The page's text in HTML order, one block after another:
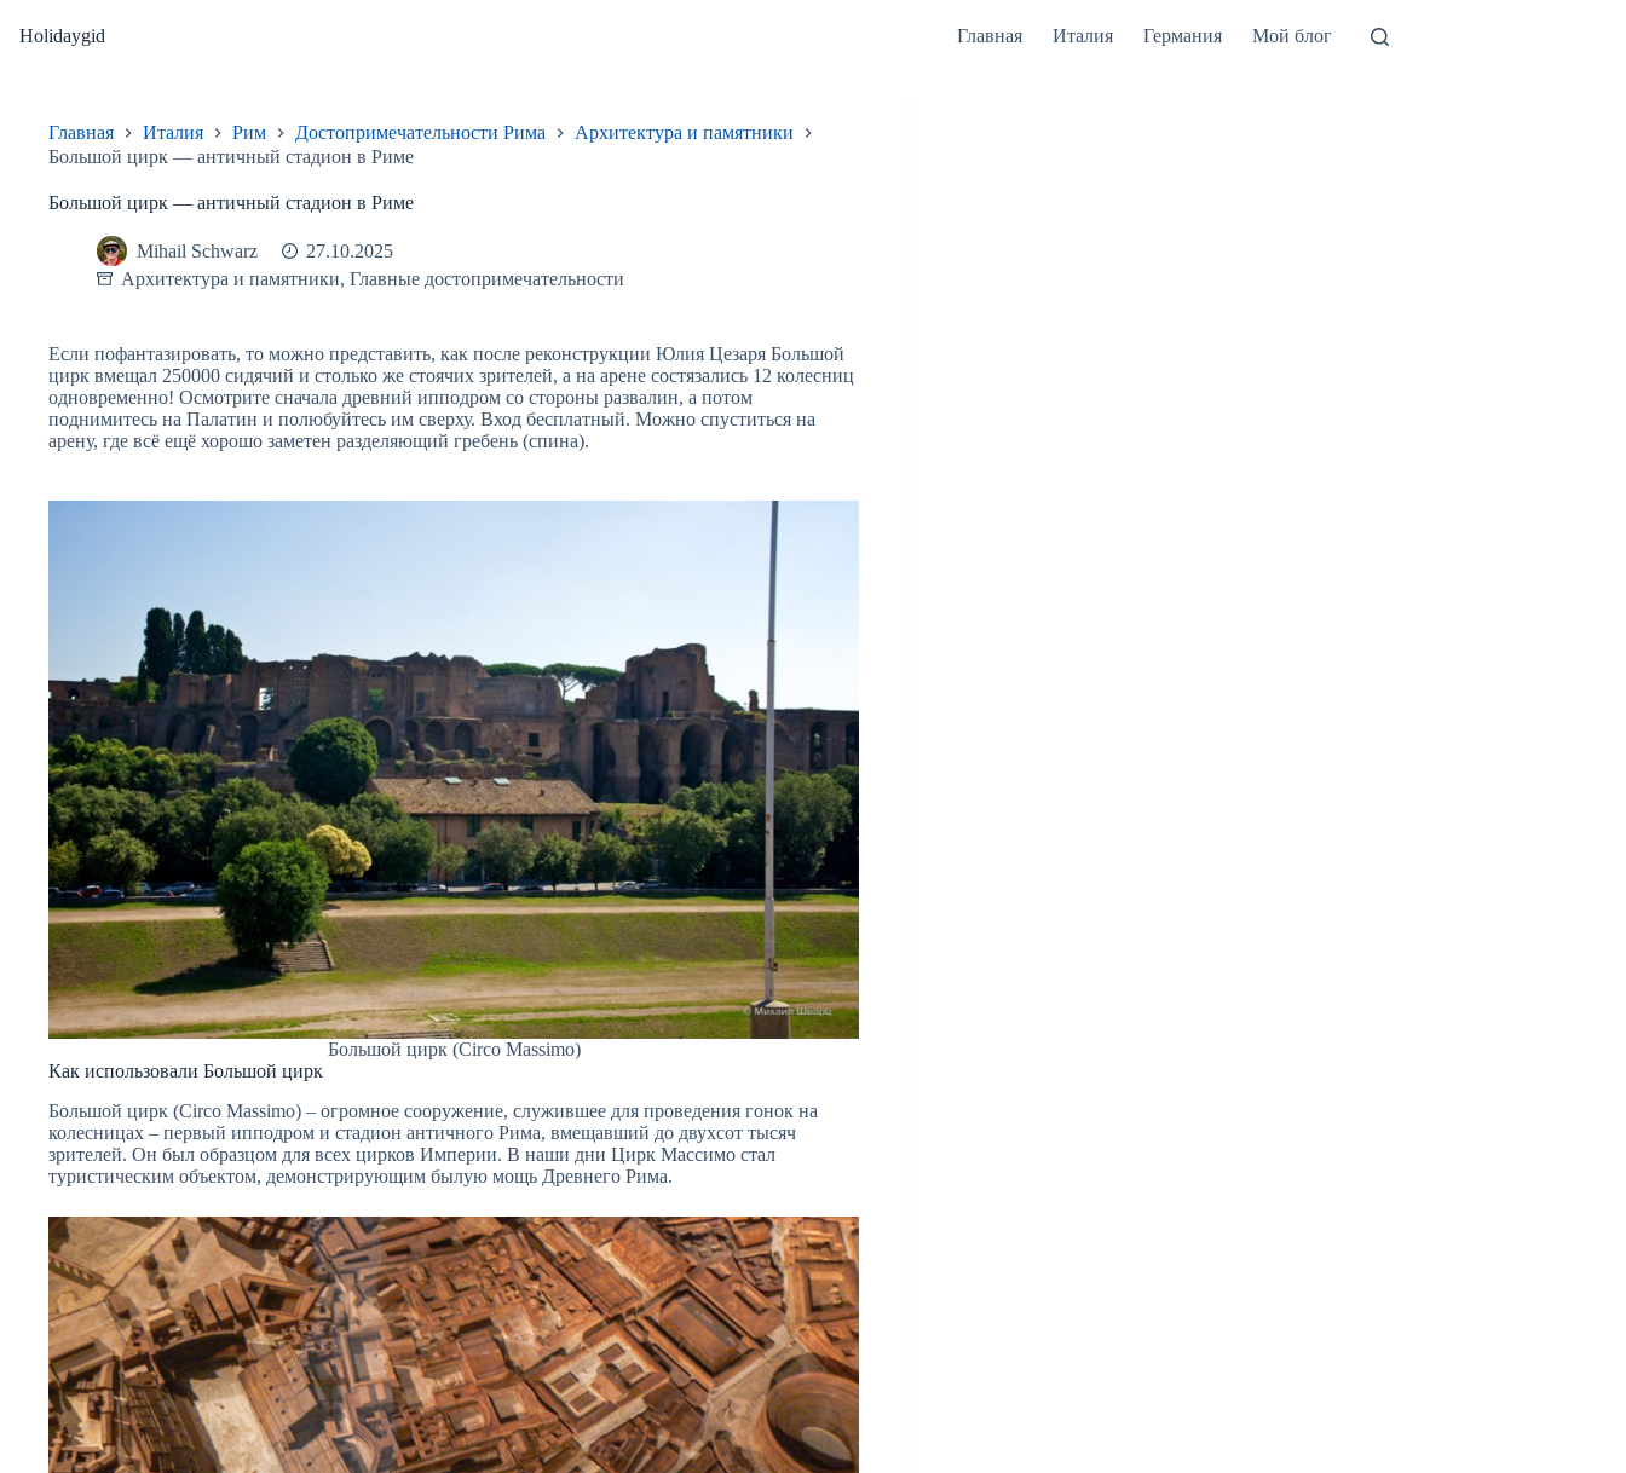
Holidaygid Главная Италия Германия Мой блог
Главная Италия Рим Достопримечательности Рима
Архитектура и памятники
Большой цирк — античный стадион в Риме
Большой цирк — античный стадион в Риме
Mihail Schwarz
27.10.2025
Архитектура и памятники, Главные достопримечательности
Если пофантазировать, то можно представить, как после реконструкции Юлия Цезаря Большой
цирк вмещал 250000 сидячий и столько же стоячих зрителей, а на арене состязались 12 колесниц
одновременно! Осмотрите сначала древний ипподром со стороны развалин, а потом
поднимитесь на Палатин и полюбуйтесь им сверху. Вход бесплатный. Можно спуститься на
арену, где всё ещё хорошо заметен разделяющий гребень (спина).
Большой цирк (Circo Massimo)
Как использовали Большой цирк
Большой цирк (Circo Massimo) – огромное сооружение, служившее для проведения гонок на
колесницах – первый ипподром и стадион античного Рима, вмещавший до двухсот тысяч
зрителей. Он был образцом для всех цирков Империи. В наши дни Цирк Массимо стал
туристическим объектом, демонстрирующим былую мощь Древнего Рима.